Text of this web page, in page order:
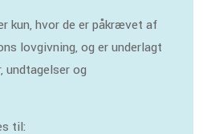
kun, hvor de er påkrævet af
lovgivning, og er underlagt
undtagelser og
til: